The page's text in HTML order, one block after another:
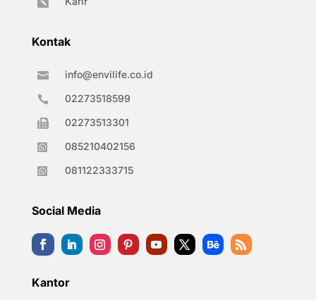

Kontak
 info@envilife.co.id
 02273518599
 02273513301
 085210402156
 081122333715
Social Media
Kantor